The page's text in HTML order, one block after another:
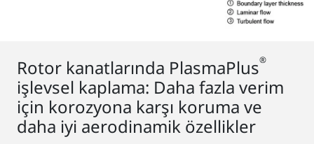
Rotor kanatlarında PlasmaPlus®
işlevsel kaplama: Daha fazla verim
için korozyona karşı koruma ve
daha iyi aerodinamik özellikler